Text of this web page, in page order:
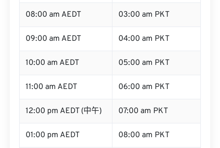
08:00 am AEDT 03:00 am PKT
09:00 am AEDT 04:00 am PKT
10:00 am AEDT 05:00 am PKT
11:00 am AEDT 06:00 am PKT
12:00 pm AEDT (中午) 07:00 am PKT
01:00 pm AEDT 08:00 am PKT